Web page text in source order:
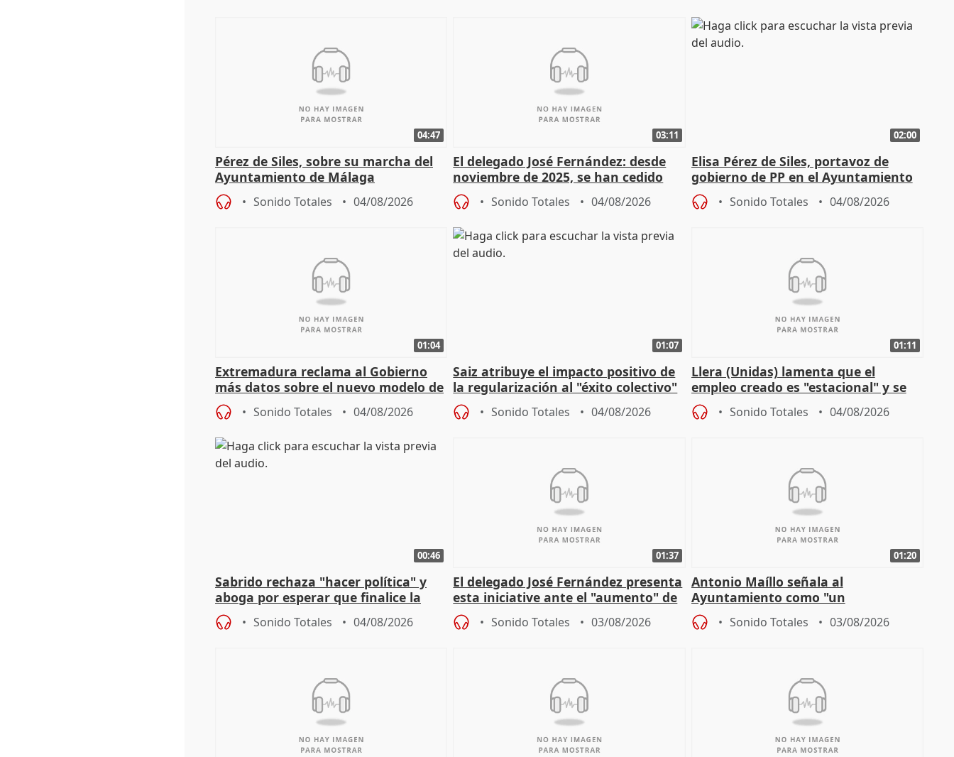
04:47
Pérez de Siles, sobre su marcha del
Ayuntamiento de Málaga
Sonido Totales 04/08/2026
03:11
El delegado José Fernández: desde
noviembre de 2025, se han cedido
9.810 ayudas por nacimiento
Sonido Totales 04/08/2026
02:00
Elisa Pérez de Siles, portavoz de
gobierno de PP en el Ayuntamiento
de Málaga, deja la política
Sonido Totales 04/08/2026
01:04
Extremadura reclama al Gobierno
más datos sobre el nuevo modelo de
financiación
Sonido Totales 04/08/2026
01:07
Saiz atribuye el impacto positivo de
la regularización al "éxito colectivo"
del Gobierno
Sonido Totales 04/08/2026
01:11
Llera (Unidas) lamenta que el
empleo creado es "estacional" y se
"esfumará" al acabar el verano
Sonido Totales 04/08/2026
00:46
Sabrido rechaza "hacer política" y
aboga por esperar que finalice la
investigación del incendio
Sonido Totales 04/08/2026
01:37
El delegado José Fernández presenta
esta iniciative ante el "aumento" de
personas sin hogar en Madri
Sonido Totales 03/08/2026
01:20
Antonio Maíllo señala al
Ayuntamiento como "un
especulador más" sobre viviendas de
Jiménez Becerril
Sonido Totales 03/08/2026